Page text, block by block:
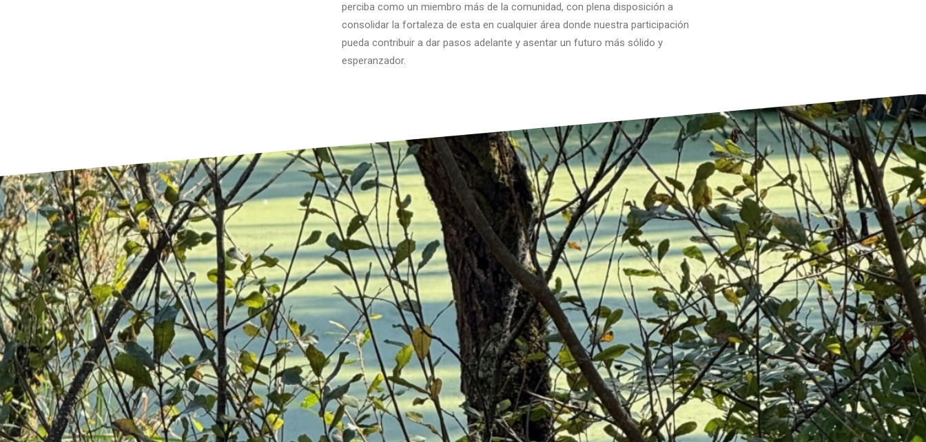
perciba como un miembro más de la comunidad, con plena disposición a
consolidar la fortaleza de esta en cualquier área donde nuestra participación
pueda contribuir a dar pasos adelante y asentar un futuro más sólido y
esperanzador.